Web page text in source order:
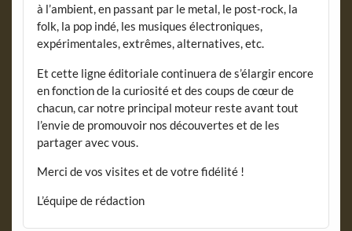
à l’ambient, en passant par le metal, le post-rock, la
folk, la pop indé, les musiques électroniques,
expérimentales, extrêmes, alternatives, etc.
Et cette ligne éditoriale continuera de s’élargir encore
en fonction de la curiosité et des coups de cœur de
chacun, car notre principal moteur reste avant tout
l’envie de promouvoir nos découvertes et de les
partager avec vous.
Merci de vos visites et de votre fidélité !
L’équipe de rédaction